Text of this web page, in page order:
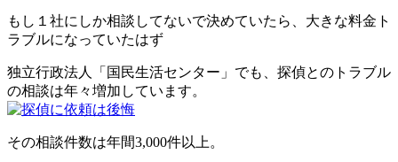
もし１社にしか相談してないで決めていたら、大きな料金ト
ラブルになっていたはず
独立行政法人「 国民生活センター 」でも、探偵との トラブル
の相談は年々増加 しています。
その相談件数は年間3,000件以上 。